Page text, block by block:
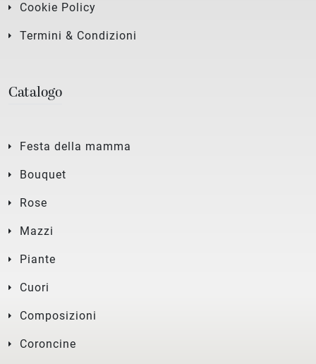
Cookie Policy
Termini & Condizioni
Catalogo
Festa della mamma
Bouquet
Rose
Mazzi
Piante
Cuori
Composizioni
Coroncine